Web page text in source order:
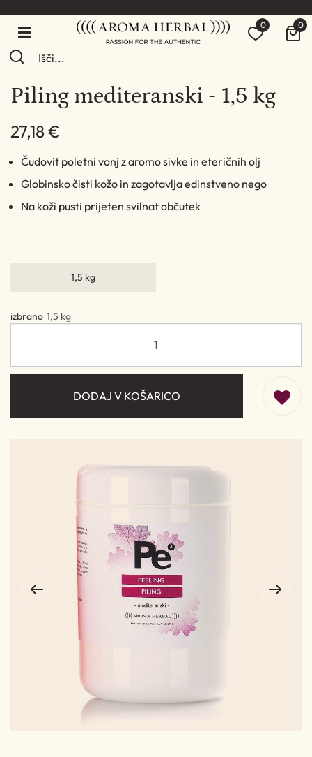
0 0
Piling mediteranski - 1,5 kg
27,18 €
Čudovit poletni vonj z aromo sivke in eteričnih olj
Globinsko čisti kožo in zagotavlja edinstveno nego
Na koži pusti prijeten svilnat občutek
1,5 kg
izbrano 1,5 kg
DODAJ V KOŠARICO